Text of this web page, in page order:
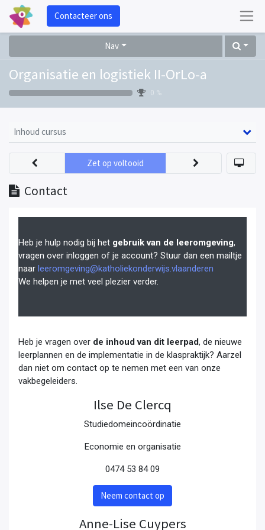
Contacteer ons
Nav
Organisatie en logistiek II-OrLo-a
0 %
Inhoud cursus
Contact
Zet op voltooid
Heb je hulp nodig bij het gebruik van de leeromgeving,
vragen over inloggen of je account? Stuur dan een mailtje
naar leeromgeving@katholiekonderwijs.vlaanderen
We helpen je met veel plezier verder.
Heb je vragen over de inhoud van dit leerpad, de nieuwe
leerplannen en de implementatie in de klaspraktijk? Aarzel
dan niet om contact op te nemen met een van onze
vakbegeleiders.
Ilse De Clercq
Studiedomeincoördinatie
Economie en organisatie
0474 53 84 09
Neem contact op
Anne-Lise Cuypers